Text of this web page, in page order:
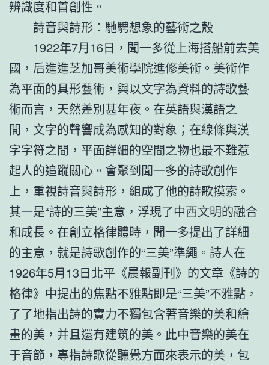
辨識度和首創性。
詩音與詩形：馳騁想象的藝術之殼
1922年7月16日，聞一多從上海搭船前去美
國，后進進芝加哥美術學院進修美術。美術作
為平面的具形藝術，與以文字為資料的詩歌藝
術而言，天然差別甚年夜。在英語與漢語之
間，文字的聲響成為感知的對象；在線條與漢
字字符之間，平面詳細的空間之物也最不難惹
起人的追蹤關心。會聚到聞一多的詩歌創作
上，重視詩音與詩形，組成了他的詩歌摸索。
其一是“詩的三美”主意，浮現了中西文明的融合
和成長。在創立格律體時，聞一多提出了詳細
的主意，就是詩歌創作的“三美”準繩。詩人在
1926年5月13日北平《晨報副刊》的文章《詩的
格律》中提出的焦點不雅點即是“三美”不雅點，
了了地指出詩的實力不獨包含著音樂的美和繪
畫的美，并且還有建筑的美。此中音樂的美在
于音節，專指詩歌從聽覺方面來表示的美，包